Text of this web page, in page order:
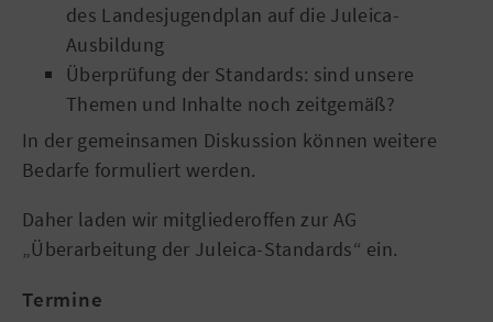
des Landesjugendplan auf die Juleica-
Ausbildung
Überprüfung der Standards: sind unsere
Themen und Inhalte noch zeitgemäß?
In der gemeinsamen Diskussion können weitere
Bedarfe formuliert werden.
Daher laden wir mitgliederoffen zur AG
„Überarbeitung der Juleica-Standards“ ein.
Termine